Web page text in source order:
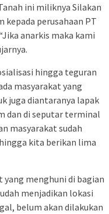
ini miliknya Silakan
kepada perusahaan PT
anarkis maka kami
hingga teguran
masyarakat yang
juga diantaranya lapak
dan di seputar terminal
masyarakat sudah
kita berikan lima
yang menghuni di bagian
menjadikan lokasi
belum akan dilakukan